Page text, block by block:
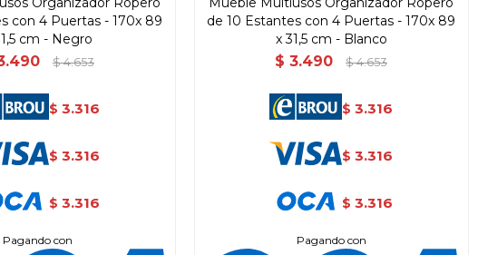
con 4 Puertas - 170x 89
cm - Negro
$ 4.653
$ 3.316
$ 3.316
$ 3.316
Pagando con
de 10 Estantes con 4 Puertas - 170x 89
x 31,5 cm - Blanco
$ 3.490 $ 4.653
$ 3.316
$ 3.316
$ 3.316
Pagando con